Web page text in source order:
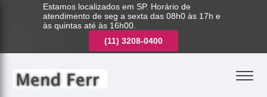
Estamos localizados em SP. Horário de
atendimento de seg a sexta das 08h0 às 17h e
às quintas até às 16h00.
(11) 3208-0400